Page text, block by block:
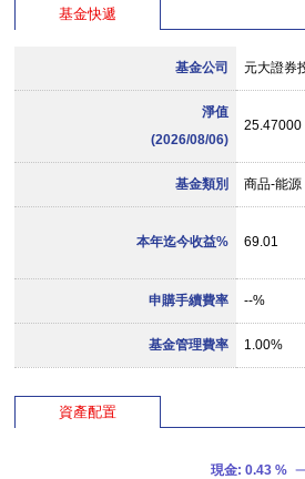
基金快遞
基金公司 元大證券
淨值
(2026/08/06)
25.47000
基金類別 商品-能源
本年迄今收益% 69.01
申購手續費率 --%
基金管理費率 1.00%
資產配置
現金: 0.43 %